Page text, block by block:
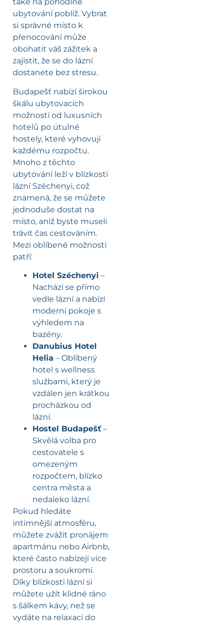
ubytování poblíž. Vybrat
si správné místo k
přenocování může
obohatit váš zážitek a
zajistit, že se do lázní
dostanete bez stresu.
Budapešť nabízí širokou
škálu ubytovacích
možností od luxusních
hotelů po útulné
hostely, které vyhovují
každému rozpočtu.
Mnoho z těchto
ubytování leží v blízkosti
lázní Széchenyi, což
znamená, že se můžete
jednoduše dostat na
místo, aniž byste museli
trávit čas cestováním.
Mezi oblíbené možnosti
patří:
Hotel Széchenyi –
Nachází se přímo
vedle lázní a nabízí
moderní pokoje s
výhledem na
bazény.
Danubius Hotel
Helia – Oblíbený
hotel s wellness
službami, který je
vzdálen jen krátkou
procházkou od
lázní.
Hostel Budapešť –
Skvělá volba pro
cestovatele s
omezeným
rozpočtem, blízko
centra města a
nedaleko lázní.
Pokud hledáte
intimnější atmosféru,
můžete zvážit pronájem
apartmánu nebo Airbnb,
které často nabízejí více
prostoru a soukromí.
Díky blízkosti lázní si
můžete užít klidné ráno
s šálkem kávy, než se
vydáte na relaxaci do